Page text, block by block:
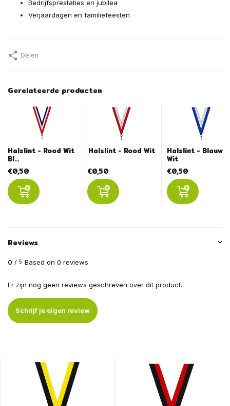
Bedrijfsprestaties en jubilea
Verjaardagen en familiefeesten
Delen
Gerelateerde producten
Halslint - Rood Wit
Bl...
€0,50
Halslint - Rood Wit
€0,50
Halslint - Blauw
Wit
€0,50
Reviews
0 / 5 Based on 0 reviews
Er zijn nog geen reviews geschreven over dit product..
Schrijf je eigen review